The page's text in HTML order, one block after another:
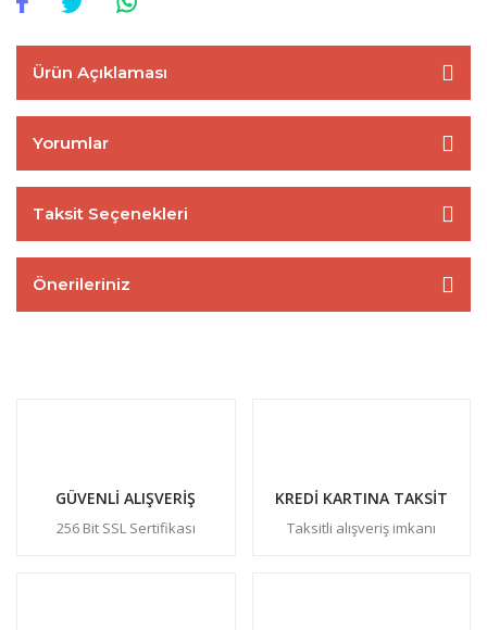
Ürün Açıklaması
Yorumlar
Taksit Seçenekleri
Önerileriniz
GÜVENLİ ALIŞVERİŞ
256 Bit SSL Sertifikası
KREDİ KARTINA TAKSİT
Taksitli alışveriş imkanı